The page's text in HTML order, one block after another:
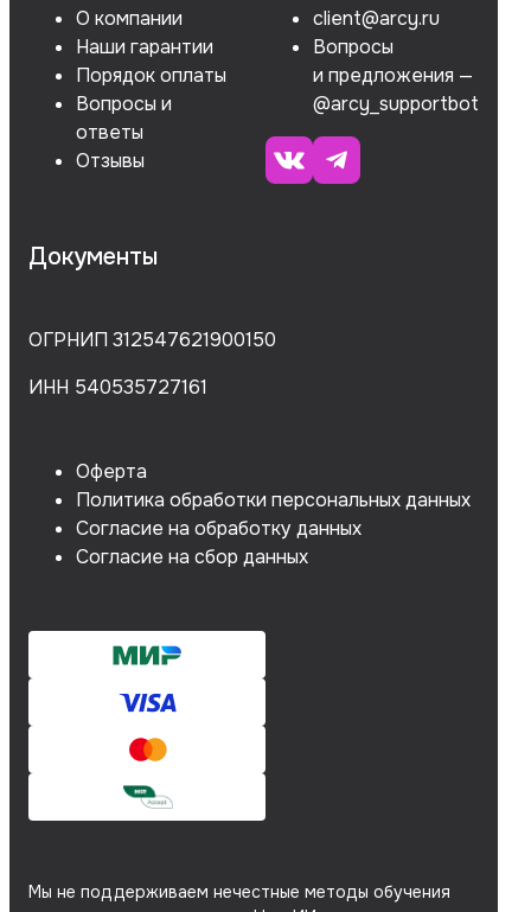
О компании
Наши гарантии
Порядок оплаты
Вопросы и
ответы
Отзывы
client@arcy.ru
Вопросы
и предложения —
@arcy_supportbot
Документы
ОГРНИП 312547621900150
ИНН 540535727161
Оферта
Политика обработки персональных данных
Согласие на обработку данных
Согласие на сбор данных
Мы не поддерживаем нечестные методы обучения